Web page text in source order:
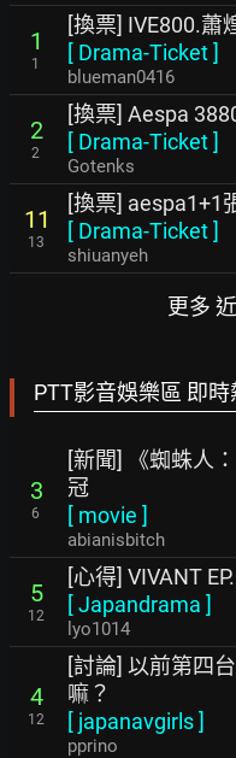
1
1
[換票] IVE800.蕭
[ Drama-Ticket]
blueman0416
2
2
[換票] Aespa
[ Drama-Ticket]
Gotenks
11
13
[換票] aespa1+1
[ Drama-Ticket]
shiuanyeh
更多
PTT影音娛樂區 即
3
6
[新聞] 《蜘蛛人
冠
[ movie ]
abianisbitch
5
12
[心得] VIVANT
[Japandrama ]
lyo1014
4
12
[討論] 以前第四
嘛？
[ japanavgirls]
pprino